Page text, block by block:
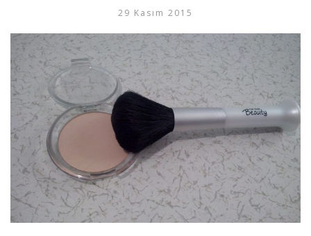
29 Kasım 2015